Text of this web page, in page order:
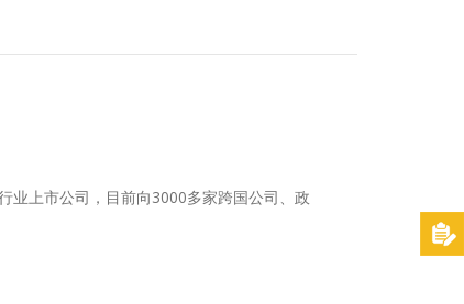
业上市公司，目前向3000多家跨国公司、政